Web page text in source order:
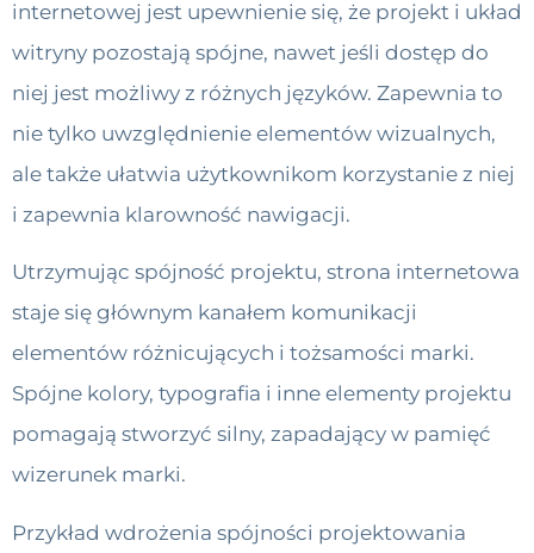
internetowej jest upewnienie się, że projekt i układ
witryny pozostają spójne, nawet jeśli dostęp do
niej jest możliwy z różnych języków. Zapewnia to
nie tylko uwzględnienie elementów wizualnych,
ale także ułatwia użytkownikom korzystanie z niej
i zapewnia klarowność nawigacji.
Utrzymując spójność projektu, strona internetowa
staje się głównym kanałem komunikacji
elementów różnicujących i tożsamości marki.
Spójne kolory, typografia i inne elementy projektu
pomagają stworzyć silny, zapadający w pamięć
wizerunek marki.
Przykład wdrożenia spójności projektowania